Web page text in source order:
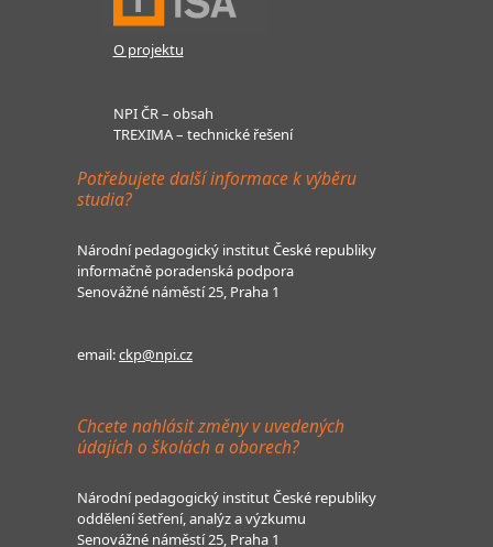
O projektu
NPI ČR – obsah
TREXIMA – technické řešení
Potřebujete další informace k výběru
studia?
Národní pedagogický institut České republiky
informačně poradenská podpora
Senovážné náměstí 25, Praha 1
email:ckp@npi.cz
Chcete nahlásit změny v uvedených
údajích o školách a oborech?
Národní pedagogický institut České republiky
oddělení šetření, analýz a výzkumu
Senovážné náměstí 25, Praha 1